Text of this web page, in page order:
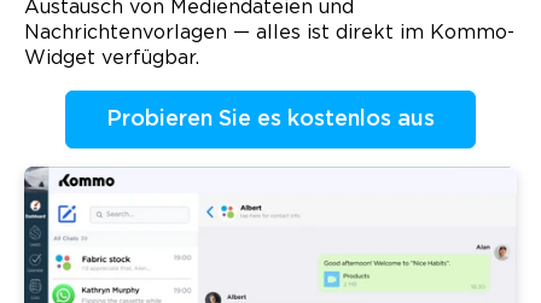
Austausch von Mediendateien und
Nachrichtenvorlagen — alles ist direkt im Kommo-
Widget verfügbar.
Probieren Sie es kostenlos aus